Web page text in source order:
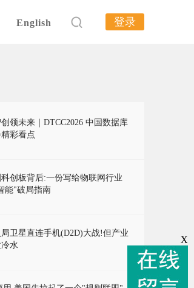
English 登录
领未来｜DTCC2026 中国数据库
彩看点
创板背后:一份写给物联网行业
能"破局指南
卫星直连手机(D2D)大战!但产业
水
X